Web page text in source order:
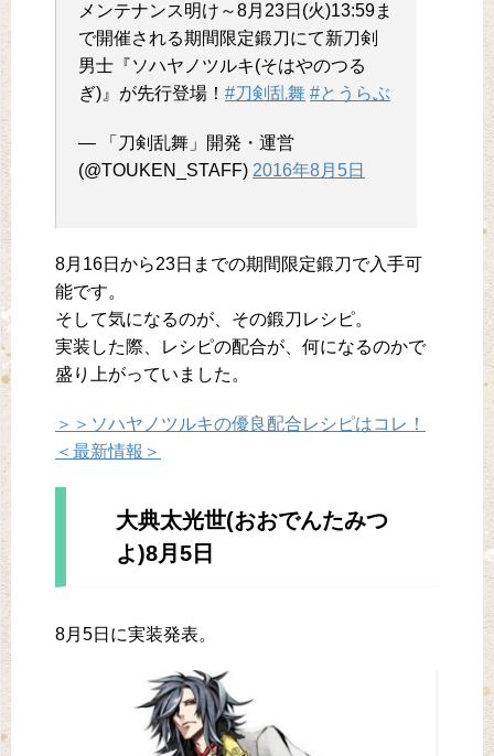
メンテナンス明け～8月23日(火)13:59ま
で開催される期間限定鍛刀にて新刀剣
男士『ソハヤノツルキ(そはやのつる
ぎ)』が先行登場！ #刀剣乱舞 #とうらぶ
— 「刀剣乱舞」開発・運営
(@TOUKEN_STAFF) 2016年8月5日
8月16日から23日までの期間限定鍛刀で入手可
能です。
そして気になるのが、その鍛刀レシピ。
実装した際、レシピの配合が、何になるのかで
盛り上がっていました。
＞＞ソハヤノツルキの優良配合レシピはコレ！
＜最新情報＞
大典太光世(おおでんたみつ
よ)8月5日
8月5日に実装発表。